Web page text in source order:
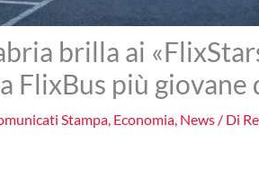
brilla ai
FlixBus più giovane
Stampa, Economia, News/ Di